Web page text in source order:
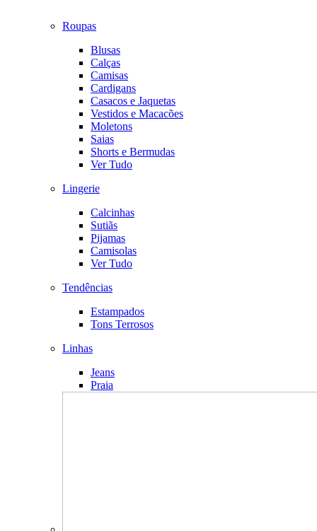
Roupas
Blusas
Calças
Camisas
Cardigans
Casacos e Jaquetas
Vestidos e Macacões
Moletons
Saias
Shorts e Bermudas
Ver Tudo
Lingerie
Calcinhas
Sutiãs
Pijamas
Camisolas
Ver Tudo
Tendências
Estampados
Tons Terrosos
Linhas
Jeans
Praia